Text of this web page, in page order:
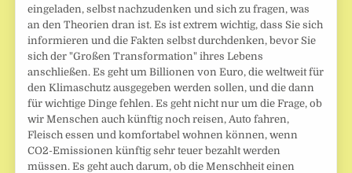
eingeladen, selbst nachzudenken und sich zu fragen, was
an den Theorien dran ist. Es ist extrem wichtig, dass Sie sich
informieren und die Fakten selbst durchdenken, bevor Sie
sich der "Großen Transformation" ihres Lebens
anschließen. Es geht um Billionen von Euro, die weltweit für
den Klimaschutz ausgegeben werden sollen, und die dann
für wichtige Dinge fehlen. Es geht nicht nur um die Frage, ob
wir Menschen auch künftig noch reisen, Auto fahren,
Fleisch essen und komfortabel wohnen können, wenn
CO2-Emissionen künftig sehr teuer bezahlt werden
müssen. Es geht auch darum, ob die Menschheit einen